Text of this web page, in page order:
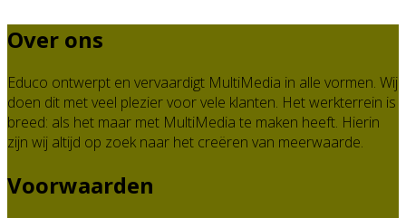
Over ons
Educo ontwerpt en vervaardigt MultiMedia in alle vormen. Wij
doen dit met veel plezier voor vele klanten. Het werkterrein is
breed: als het maar met MultiMedia te maken heeft. Hierin
zijn wij altijd op zoek naar het creëren van meerwaarde.
Voorwaarden